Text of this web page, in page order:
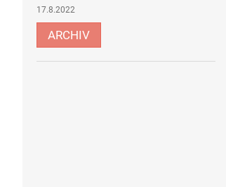
17.8.2022
ARCHIV